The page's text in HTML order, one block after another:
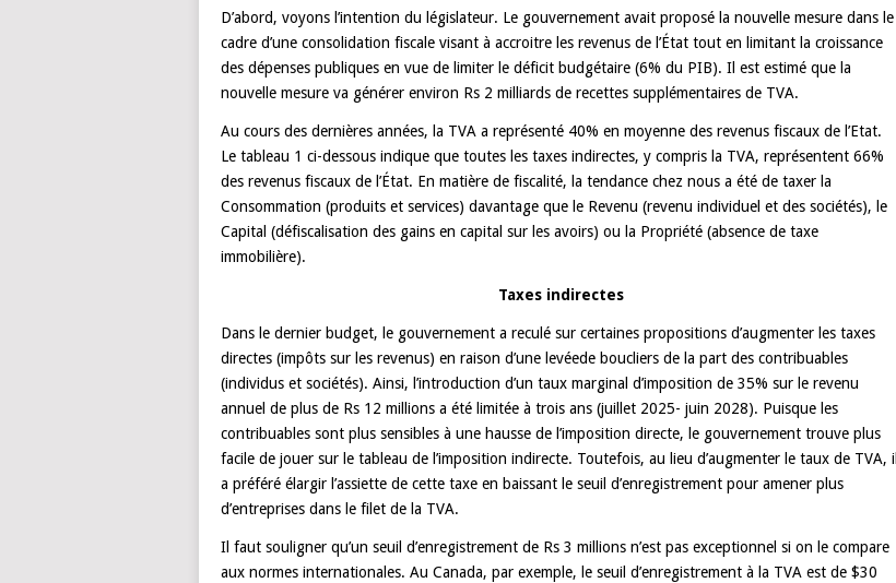
D’abord, voyons l’intention du législateur. Le gouvernement avait proposé la nouvelle mesure dans le
cadre d’une consolidation fiscale visant à accroitre les revenus de l’État tout en limitant la croissance
des dépenses publiques en vue de limiter le déficit budgétaire (6% du PIB). Il est estimé que la
nouvelle mesure va générer environ Rs 2 milliards de recettes supplémentaires de TVA.
Au cours des dernières années, la TVA a représenté 40% en moyenne des revenus fiscaux de l’Etat.
Le tableau 1 ci-dessous indique que toutes les taxes indirectes, y compris la TVA, représentent 66%
des revenus fiscaux de l’État. En matière de fiscalité, la tendance chez nous a été de taxer la
Consommation (produits et services) davantage que le Revenu (revenu individuel et des sociétés), le
Capital (défiscalisation des gains en capital sur les avoirs) ou la Propriété (absence de taxe
immobilière).
Taxes indirectes
Dans le dernier budget, le gouvernement a reculé sur certaines propositions d’augmenter les taxes
directes (impôts sur les revenus) en raison d’une levéede boucliers de la part des contribuables
(individus et sociétés). Ainsi, l’introduction d’un taux marginal d’imposition de 35% sur le revenu
annuel de plus de Rs 12 millions a été limitée à trois ans (juillet 2025- juin 2028). Puisque les
contribuables sont plus sensibles à une hausse de l’imposition directe, le gouvernement trouve plus
facile de jouer sur le tableau de l’imposition indirecte. Toutefois, au lieu d’augmenter le taux de TVA, il
a préféré élargir l’assiette de cette taxe en baissant le seuil d’enregistrement pour amener plus
d’entreprises dans le filet de la TVA.
Il faut souligner qu’un seuil d’enregistrement de Rs 3 millions n’est pas exceptionnel si on le compare
aux normes internationales. Au Canada, par exemple, le seuil d’enregistrement à la TVA est de $30